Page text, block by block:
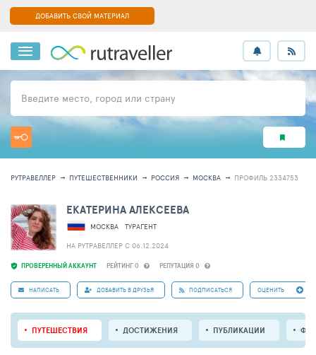
ДОБАВИТЬ СВОЙ МАТЕРИАЛ
Введите место, город или страну
РУТРАВЕЛЛЕР ПУТЕШЕСТВЕННИКИ РОССИЯ МОСКВА ПРОФИЛЬ 2334753
ПРОВЕРЕННЫЙ АККАУНТ РЕЙТИНГ 0 РЕПУТАЦИЯ 0
ЕКАТЕРИНА АЛЕКСЕЕВА
МОСКВА
ТУРАГЕНТ
НА РУТРАВЕЛЛЕР C 06.12.2024
НАПИСАТЬ ДОБАВИТЬ В ДРУЗЬЯ ПОДПИСАТЬСЯ ОЦЕНИТЬ
ПУТЕШЕСТВИЯ ДОСТИЖЕНИЯ ПУБЛИКАЦИИ